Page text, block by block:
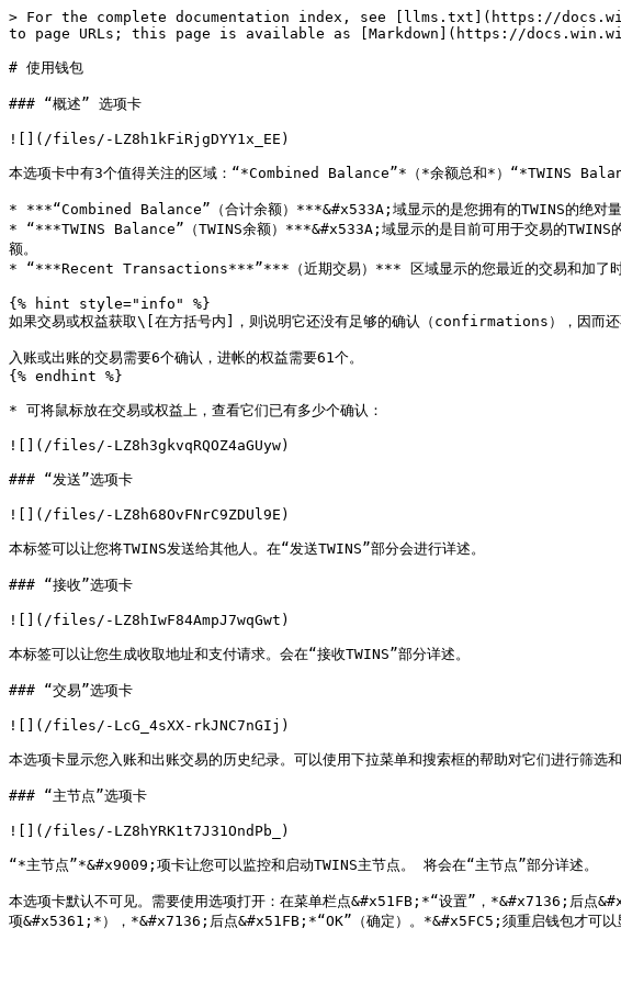
> For the complete documentation index, see [llms.txt](https://
to page URLs; this page is available as [Markdown](https://
# 使用钱包
### “概述” 选项卡
![](/files/-LZ8h1kFiRjgDYY1x_EE)
本选项卡中有3个值得关注的区域：“*Combined Balance”*（*余额总和*）“*TWINS
* ***“Combined Balance”（合计余额）***&#x533A;域显示的是您拥有的TWINS的绝对量
* “***TWINS Balance”（TWINS余额）***&#x533A;域显示的是目前可用于交易的TWINS的
额。
* “***Recent Transactions***”***（近期交易）*** 区域显示的您最近的交易和加了时
{% hint style="info" %}
如果交易或权益获取\[在方括号内]，则说明它还没有足够的确认（confirmations），因而还
入账或出账的交易需要6个确认，进帐的权益需要61个。
{% endhint %}
* 可将鼠标放在交易或权益上，查看它们已有多少个确认：
![](/files/-LZ8h3gkvqRQOZ4aGUyw)
### “发送”选项卡
![](/files/-LZ8h68OvFNrC9ZDUl9E)
本标签可以让您将TWINS发送给其他人。在“发送TWINS”部分会进行详述。
### “接收”选项卡
![](/files/-LZ8hIwF84AmpJ7wqGwt)
本标签可以让您生成收取地址和支付请求。会在“接收TWINS”部分详述。
### “交易”选项卡
![](/files/-LcG_4sXX-rkJNC7nGIj)
本选项卡显示您入账和出账交易的历史纪录。可以使用下拉菜单和搜索框的帮助对它们进行
### “主节点”选项卡
![](/files/-LZ8hYRK1t7J31OndPb_)
“*主节点”*&#x9009;项卡让您可以监控和启动TWINS主节点。 将会在“主节点”部分详述。
本选项卡默认不可见。需要使用选项打开：在菜单栏点&#x51FB;*“设置”，*&#x7136;